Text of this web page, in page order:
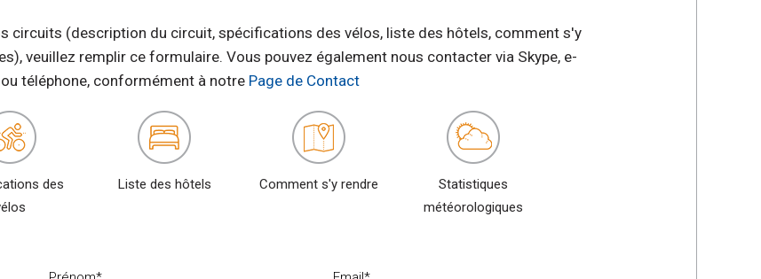
circuits (description du circuit, spécifications des vélos, liste des hôtels, comment s'y
veuillez remplir ce formulaire. Vous pouvez également nous contacter via Skype, e-
téléphone, conformément à notre Page de Contact
des
Liste des hôtels Comment s'y rendre
Statistiques
météorologiques